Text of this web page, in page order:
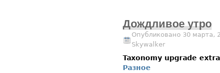
Дождливое утро
Опубликовано 30 марта,
Skywalker
Taxonomy upgrade
Разное